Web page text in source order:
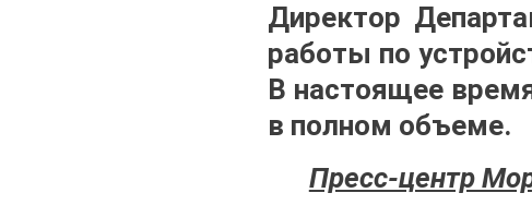
Директор
работы по
В настоящее
в полном объеме.
Пресс-центр